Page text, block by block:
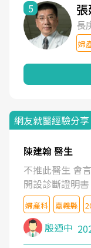
5
長
婦
網友就醫經驗分享
陳建翰 醫生
不推此醫生 會
開設診斷證明
婦產科 嘉義縣
殷迺中